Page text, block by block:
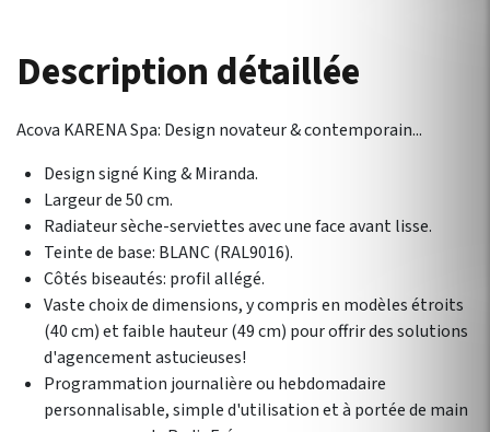
Description détaillée
Acova KARENA Spa: Design novateur & contemporain...
Design signé King & Miranda.
Largeur de 50 cm.
Radiateur sèche-serviettes avec une face avant lisse.
Teinte de base: BLANC (RAL9016).
Côtés biseautés: profil allégé.
Vaste choix de dimensions, y compris en modèles étroits
(40 cm) et faible hauteur (49 cm) pour offrir des solutions
d'agencement astucieuses!
Programmation journalière ou hebdomadaire
personnalisable, simple d'utilisation et à portée de main